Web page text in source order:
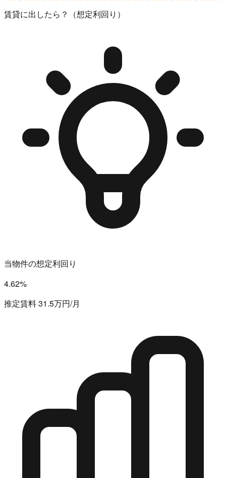
賃貸に出したら？（想定利回り）
当物件の想定利回り
4.62%
推定賃料 31.5万円/月